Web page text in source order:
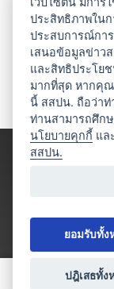
ประสิทธิภาพใน
ประสบการณ์กา
เสนอข้อมูลข่าว
และสิทธิประโย
มากที่สุด หากคุ
นี้ สสปน. ถือว่าท่
ท่านสามารถศึกษ
นโยบายคุกกี้ แ
สสปน.
ยอมรับทั้ง
ปฎิเสธทั้ง